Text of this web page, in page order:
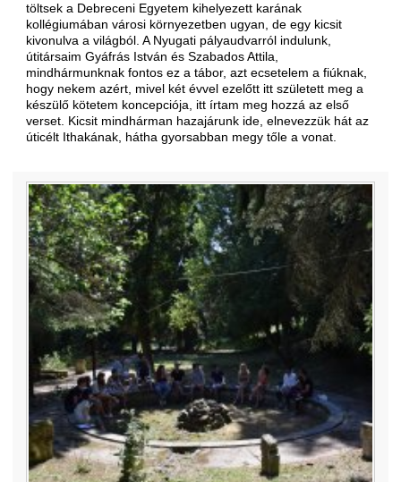
töltsek a Debreceni Egyetem kihelyezett karának
kollégiumában városi környezetben ugyan, de egy kicsit
kivonulva a világból. A Nyugati pályaudvarról indulunk,
útitársaim Gyáfrás István és Szabados Attila,
mindhármunknak fontos ez a tábor, azt ecsetelem a fiúknak,
hogy nekem azért, mivel két évvel ezelőtt itt született meg a
készülő kötetem koncepciója, itt írtam meg hozzá az első
verset. Kicsit mindhárman hazajárunk ide, elnevezzük hát az
úticélt Ithakának, hátha gyorsabban megy tőle a vonat.